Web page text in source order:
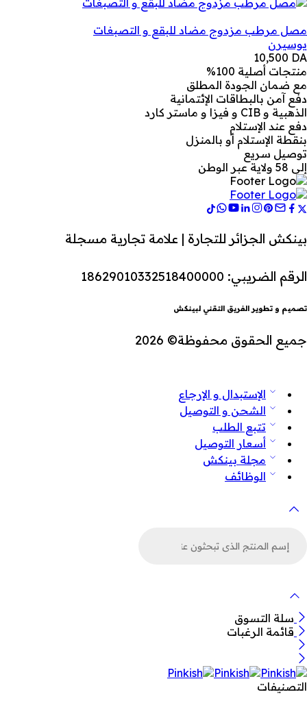
مصل مرطب مزدوج مضاد للبقع و التصبغات
يوسيرن
10,500 DA
منتجات أصلية 100%
مع ضمان الجودة المطلق
دفع آمن بالبطاقات الإئتمانية
الذهبية و CIB و فيزا و ماستر كارد
دفع عند الإستلام
بنقطة الإستلام أو بالمنزل
توصيل سريع
إلى 58 ولاية عبر الوطن
بينكش الجزائر للتجارة | علامة تجارية مسجلة
الرقم الضريبي: 18629010332518400000
تصميم و تطوير الفريق التقني لبينكش
جميع الحقوق محفوظة© 2026
الإستبدال و الإرجاع
الشحن و التوصيل
تتبع الطلب
أسعار التوصيل
مجلة بينكش
الوظائف
سلة التسوق
قائمة الرغبات
التصنيفات